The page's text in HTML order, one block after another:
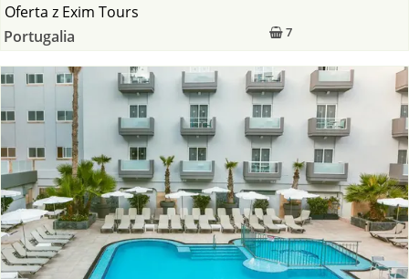
7
Oferta z Exim Tours
Portugalia